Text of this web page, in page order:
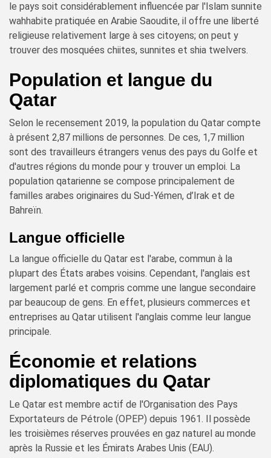
le pays soit considérablement influencée par l'Islam sunnite
wahhabite pratiquée en Arabie Saoudite, il offre une liberté
religieuse relativement large à ses citoyens; on peut y
trouver des mosquées chiites, sunnites et shia twelvers.
Population et langue du
Qatar
Selon le recensement 2019, la population du Qatar compte
à présent 2,87 millions de personnes. De ces, 1,7 million
sont des travailleurs étrangers venus des pays du Golfe et
d'autres régions du monde pour y trouver un emploi. La
population qatarienne se compose principalement de
familles arabes originaires du Sud-Yémen, d’Irak et de
Bahreïn.
Langue officielle
La langue officielle du Qatar est l'arabe, commun à la
plupart des États arabes voisins. Cependant, l'anglais est
largement parlé et compris comme une langue secondaire
par beaucoup de gens. En effet, plusieurs commerces et
entreprises au Qatar utilisent l'anglais comme leur langue
principale.
Économie et relations
diplomatiques du Qatar
Le Qatar est membre actif de l'Organisation des Pays
Exportateurs de Pétrole (OPEP) depuis 1961. Il possède
les troisièmes réserves prouvées en gaz naturel au monde
après la Russie et les Émirats Arabes Unis (EAU).